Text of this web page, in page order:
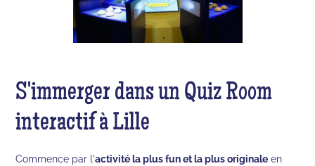
S'immerger dans un Quiz Room
interactif à Lille
Commence par l'activité la plus fun et la plus originale en